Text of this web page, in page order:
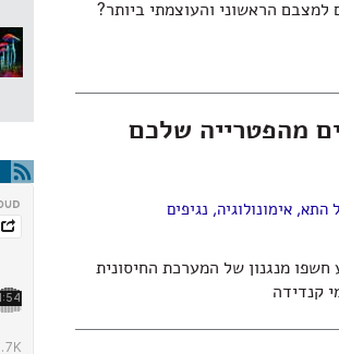
למצבם הראשוני והעוצמתי ביותר?
מהפטרייה שלכם
התא,אימונולוגיה, נגיפים
חשפו מנגנון של המערכת החיסונית
קנדידה